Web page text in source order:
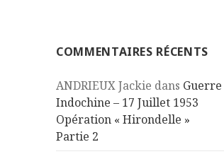
COMMENTAIRES RÉCENTS
ANDRIEUX Jackie dans Guerre
Indochine – 17 Juillet 1953
Opération « Hirondelle »
Partie 2